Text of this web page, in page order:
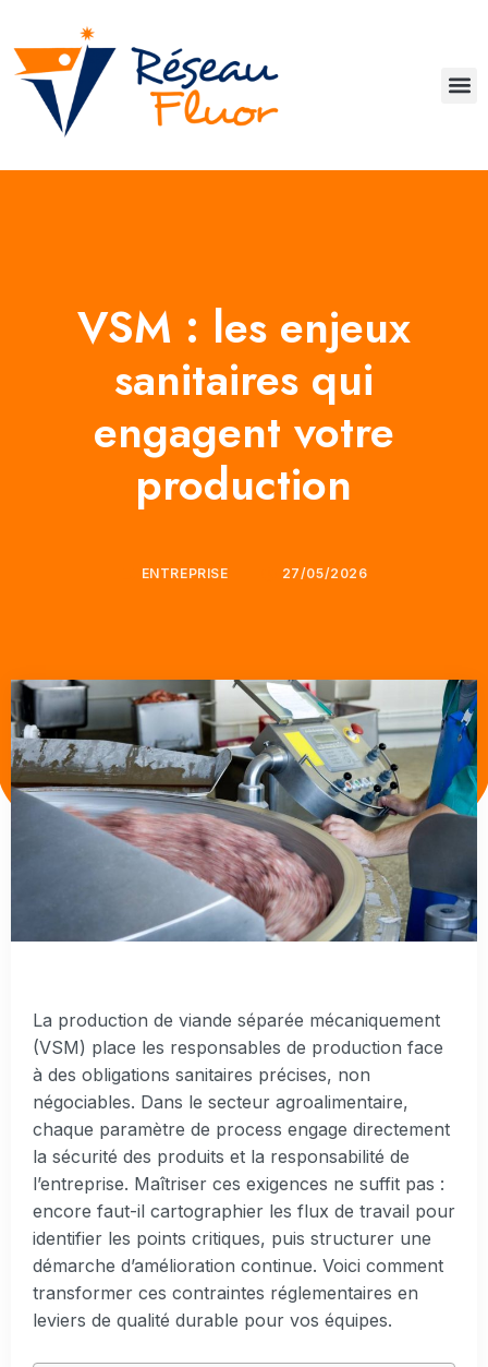
VSM : les enjeux
sanitaires qui
engagent votre
production
ENTREPRISE 27/05/2026
La production de viande séparée mécaniquement
(VSM) place les responsables de production face
à des obligations sanitaires précises, non
négociables. Dans le secteur agroalimentaire,
chaque paramètre de process engage directement
la sécurité des produits et la responsabilité de
l’entreprise. Maîtriser ces exigences ne suffit pas :
encore faut-il cartographier les flux de travail pour
identifier les points critiques, puis structurer une
démarche d’amélioration continue. Voici comment
transformer ces contraintes réglementaires en
leviers de qualité durable pour vos équipes.